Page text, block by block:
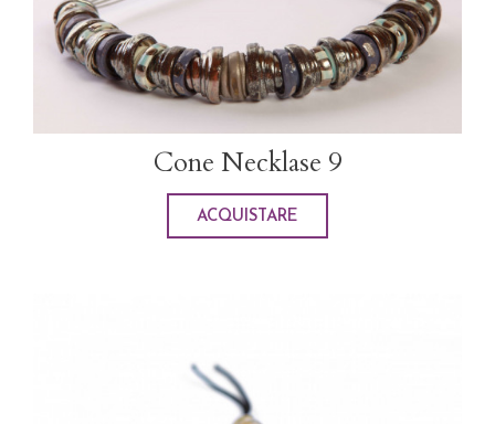
Cone Necklase 9
ACQUISTARE